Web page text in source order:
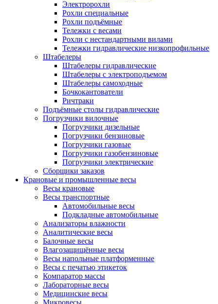
Электророхли
Рохли специальные
Рохли подъёмные
Тележки с весами
Рохли с нестандартными вилами
Тележки гидравлические низкопрофильные
Штабелеры
Штабелеры гидравлические
Штабелеры с электроподъемом
Штабелеры самоходные
Бочкокантователи
Ричтраки
Подъёмные столы гидравлические
Погрузчики вилочные
Погрузчики дизельные
Погрузчики бензиновые
Погрузчики газовые
Погрузчики газобензиновые
Погрузчики электрические
Сборщики заказов
Крановые и промышленные весы
Весы крановые
Весы транспортные
Автомобильные весы
Подкладные автомобильные
Анализаторы влажности
Аналитические весы
Балочные весы
Влагозащищённые весы
Весы напольные платформенные
Весы с печатью этикеток
Компаратор массы
Лабораторные весы
Медицинские весы
Микровесы